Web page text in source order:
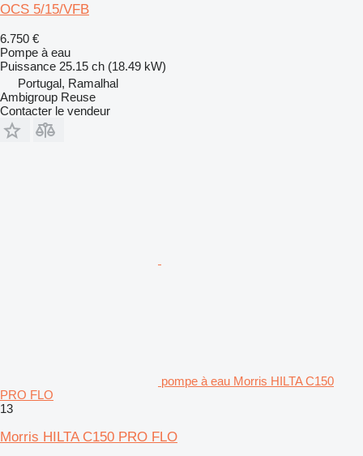
OCS 5/15/VFB
6.750 €
Pompe à eau
Puissance 25.15 ch (18.49 kW)
Portugal, Ramalhal
Ambigroup Reuse
Contacter le vendeur
pompe à eau Morris HILTA C150
PRO FLO
13
Morris HILTA C150 PRO FLO